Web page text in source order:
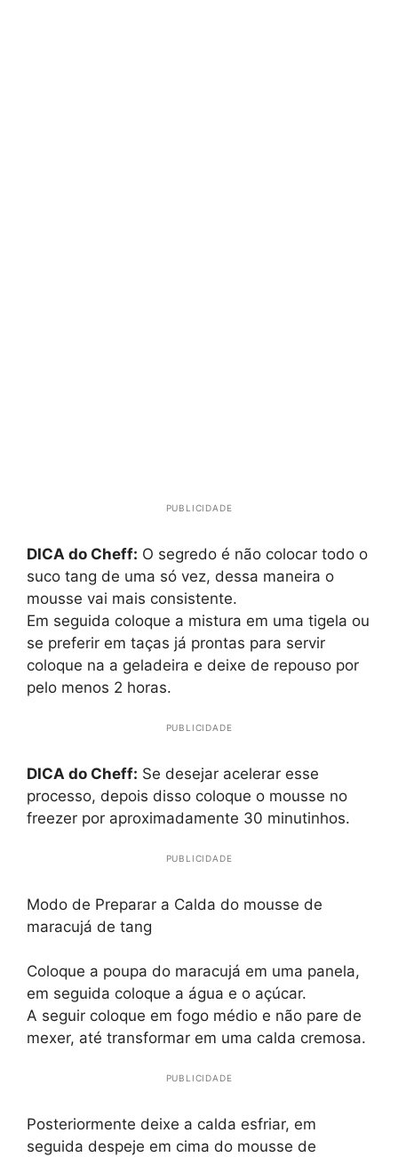
PUBLICIDADE
DICA do Cheff: O segredo é não colocar todo o
suco tang de uma só vez, dessa maneira o
mousse vai mais consistente.
Em seguida coloque a mistura em uma tigela ou
se preferir em taças já prontas para servir
coloque na a geladeira e deixe de repouso por
pelo menos 2 horas.
PUBLICIDADE
DICA do Cheff: Se desejar acelerar esse
processo, depois disso coloque o mousse no
freezer por aproximadamente 30 minutinhos.
PUBLICIDADE
Modo de Preparar a Calda do mousse de
maracujá de tang
Coloque a poupa do maracujá em uma panela,
em seguida coloque a água e o açúcar.
A seguir coloque em fogo médio e não pare de
mexer, até transformar em uma calda cremosa.
PUBLICIDADE
Posteriormente deixe a calda esfriar, em
seguida despeje em cima do mousse de